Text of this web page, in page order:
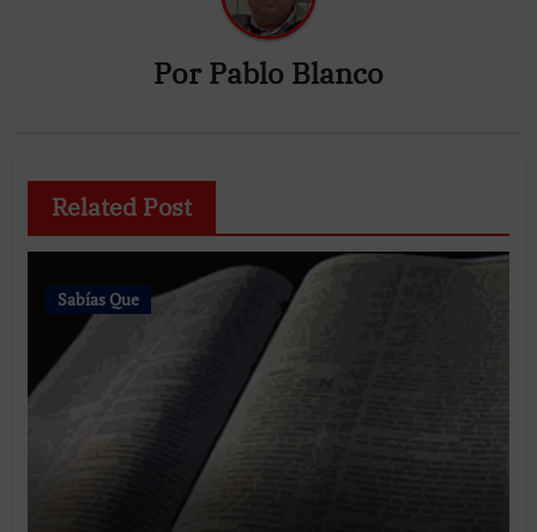
Por Pablo Blanco
Related Post
Sabías Que